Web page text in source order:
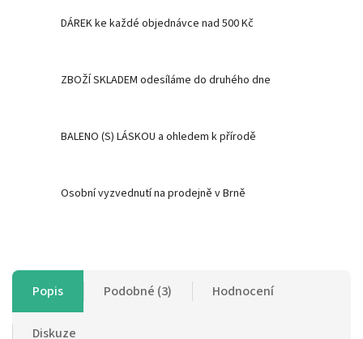
DÁREK ke každé objednávce nad 500 Kč
ZBOŽÍ SKLADEM odesíláme do druhého dne
BALENO (S) LÁSKOU a ohledem k přírodě
Osobní vyzvednutí na prodejně v Brně
Popis Podobné (3) Hodnocení
Diskuze